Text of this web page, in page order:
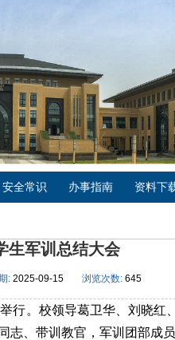
安全常识 办事指南 资料下
生军训总结大会
: 2025-09-15 浏览次数: 645
行。校领导葛卫华、刘晓红
、带训教官，军训团部成